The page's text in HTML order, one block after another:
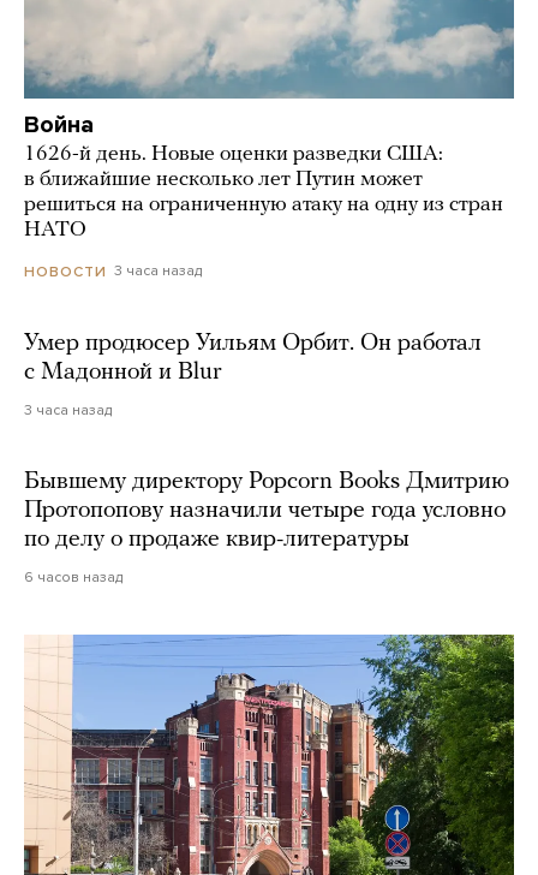
Война
1626-й день. Новые оценки разведки США:
в ближайшие несколько лет Путин может
решиться на ограниченную атаку на одну из стран
НАТО
НОВОСТИ 3 часа назад
Умер продюсер Уильям Орбит. Он работал
с Мадонной и Blur
3 часа назад
Бывшему директору Popcorn Books Дмитрию
Протопопову назначили четыре года условно
по делу о продаже квир-литературы
6 часов назад